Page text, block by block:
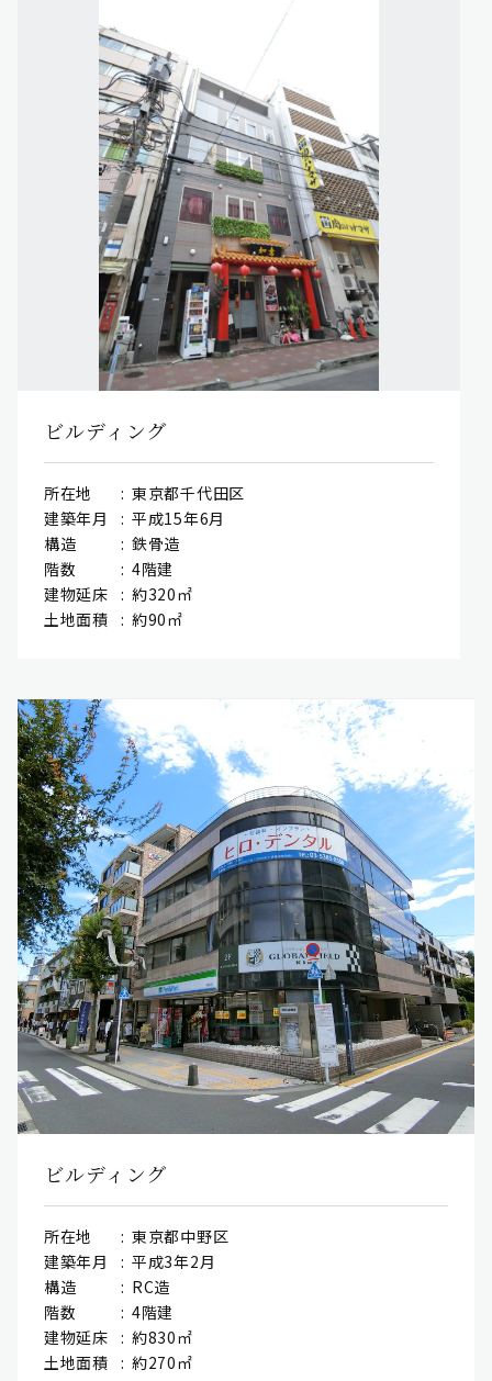
ビルディング
所在地
東京都千代田区
建築年月
平成15年6月
構造
鉄骨造
階数
4階建
建物延床
約320㎡
土地面積
約90㎡
ビルディング
所在地
東京都中野区
建築年月
平成3年2月
構造
RC造
階数
4階建
建物延床
約830㎡
土地面積
約270㎡